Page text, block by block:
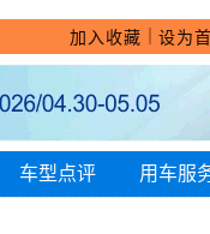
加入收藏 设为
车型点评 用车服